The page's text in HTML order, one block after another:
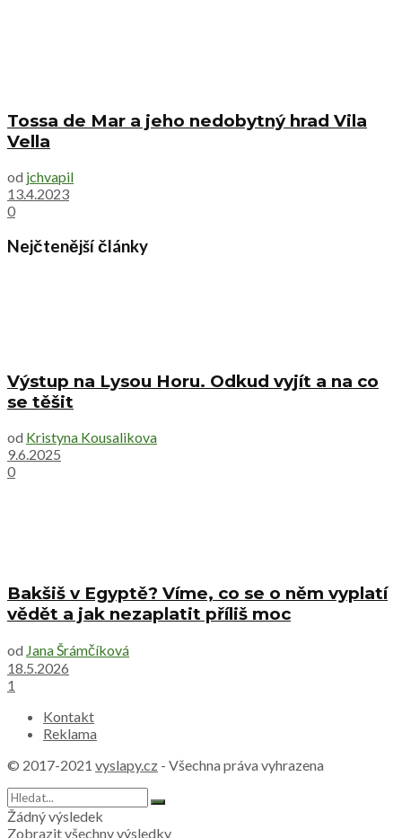
Tossa de Mar a jeho nedobytný hrad Vila
Vella
od jchvapil
13.4.2023
0
Nejčtenější články
Výstup na Lysou Horu. Odkud vyjít a na co
se těšit
od Kristyna Kousalikova
9.6.2025
0
Bakšiš v Egyptě? Víme, co se o něm vyplatí
vědět a jak nezaplatit příliš moc
od Jana Šrámčíková
18.5.2026
1
Kontakt
Reklama
© 2017-2021 vyslapy.cz - Všechna práva vyhrazena
Žádný výsledek
Zobrazit všechny výsledky